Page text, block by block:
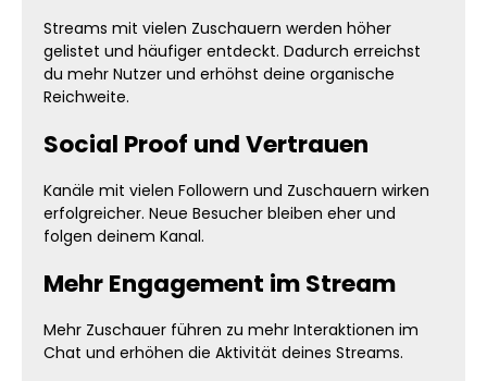
Streams mit vielen Zuschauern werden höher
gelistet und häufiger entdeckt. Dadurch erreichst
du mehr Nutzer und erhöhst deine organische
Reichweite.
Social Proof und Vertrauen
Kanäle mit vielen Followern und Zuschauern wirken
erfolgreicher. Neue Besucher bleiben eher und
folgen deinem Kanal.
Mehr Engagement im Stream
Mehr Zuschauer führen zu mehr Interaktionen im
Chat und erhöhen die Aktivität deines Streams.